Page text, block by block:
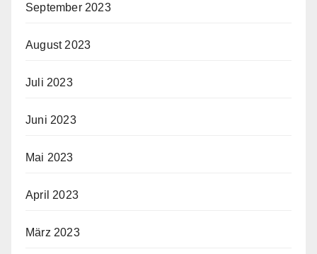
September 2023
August 2023
Juli 2023
Juni 2023
Mai 2023
April 2023
März 2023